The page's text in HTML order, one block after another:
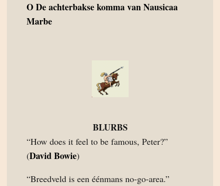
ODe achterbakse komma van Nausicaa
Marbe
BLURBS
“How does it feel to be famous, Peter?”
(David Bowie)
“Breedveld is een éénmans no-go-area.”